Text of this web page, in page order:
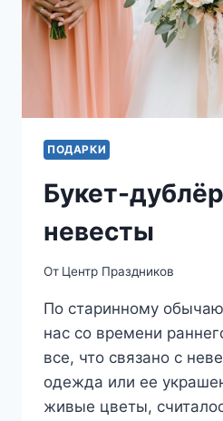
ПОДАРКИ
Букет-
невесты
От Центр Праздников
По старинному
нас со времени
все, что связано с
одежда или ее
живые цветы,